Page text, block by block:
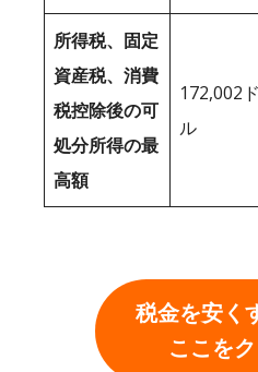
所得税、固定
資産税、消費
税控除後の可
処分所得の最
高額
172,002ド
ル
税金を安く
ここをク